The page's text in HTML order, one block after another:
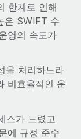
한계로 인해
은 SWIFT 수
영의 속도가
을 처리하느라
비효율적인 운
스가 느렸고
에 규정 준수